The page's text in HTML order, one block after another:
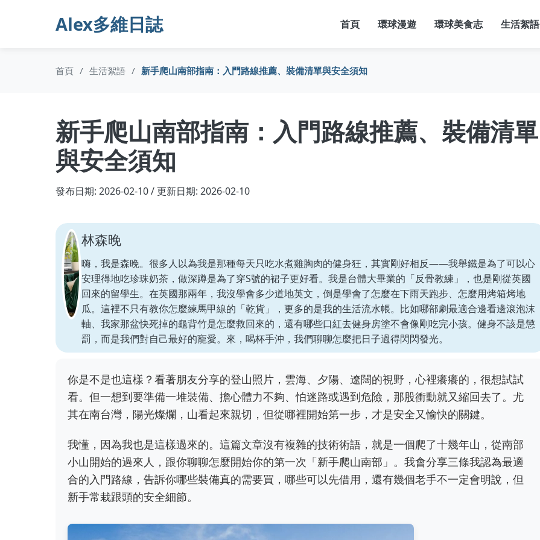
Alex多維日誌 首頁 環球漫遊 環球美食志 生活絮語
首頁 / 生活絮語 / 新手爬山南部指南：入門路線推薦、裝備清單與安全須知
新手爬山南部指南：入門路線推薦、裝備清單
與安全須知
發布日期: 2026-02-10 / 更新日期: 2026-02-10
林森晚
嗨，我是森晚。很多人以為我是那種每天只吃水煮雞胸肉的健身狂，其實剛好相反——我舉鐵是為了可以心
安理得地吃珍珠奶茶，做深蹲是為了穿S號的裙子更好看。我是台體大畢業的「反骨教練」，也是剛從英國
回來的留學生。在英國那兩年，我沒學會多少道地英文，倒是學會了怎麼在下雨天跑步、怎麼用烤箱烤地
瓜。這裡不只有教你怎麼練馬甲線的「乾貨」，更多的是我的生活流水帳。比如哪部劇最適合邊看邊滾泡沫
軸、我家那盆快死掉的龜背竹是怎麼救回來的，還有哪些口紅去健身房塗不會像剛吃完小孩。健身不該是懲
罰，而是我們對自己最好的寵愛。來，喝杯手沖，我們聊聊怎麼把日子過得閃閃發光。
你是不是也這樣？看著朋友分享的登山照片，雲海、夕陽、遼闊的視野，心裡癢癢的，很想試試
看。但一想到要準備一堆裝備、擔心體力不夠、怕迷路或遇到危險，那股衝動就又縮回去了。尤
其在南台灣，陽光燦爛，山看起來親切，但從哪裡開始第一步，才是安全又愉快的關鍵。
我懂，因為我也是這樣過來的。這篇文章沒有複雜的技術術語，就是一個爬了十幾年山，從南部
小山開始的過來人，跟你聊聊怎麼開始你的第一次「新手爬山南部」。我會分享三條我認為最適
合的入門路線，告訴你哪些裝備真的需要買，哪些可以先借用，還有幾個老手不一定會明說，但
新手常栽跟頭的安全細節。